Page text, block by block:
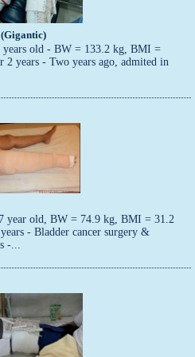
old - BW = 133.2 kg, BMI =
years - Two years ago, admited in
year old, BW = 74.9 kg, BMI = 31.2
- Bladder cancer surgery &
-...